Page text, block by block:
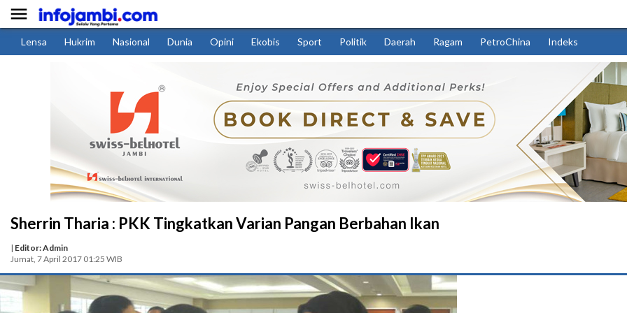

Lensa Hukrim Nasional Dunia Opini Ekobis Sport Politik Daerah Ragam PetroChina Indeks
Sherrin Tharia : PKK Tingkatkan Varian Pangan Berbahan Ikan
| Editor: Admin
Jumat, 7 April 2017 01:25 WIB